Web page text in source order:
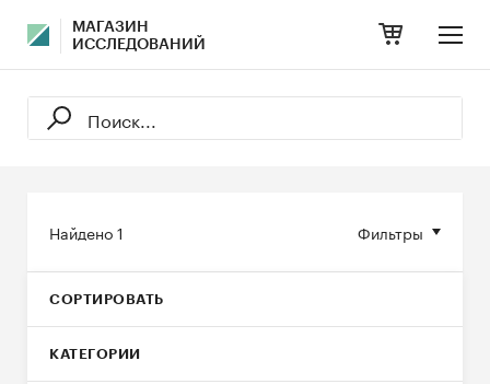
МАГАЗИН
ИССЛЕДОВАНИЙ
Фильтры
Найдено1
СОРТИРОВАТЬ
КАТЕГОРИИ